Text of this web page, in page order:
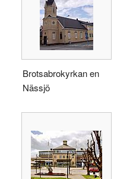
Brotsabrokyrkan en
Nässjö